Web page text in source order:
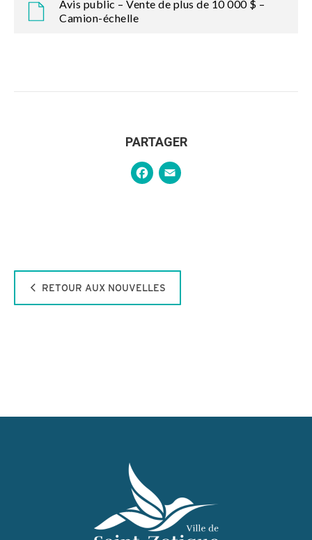
Avis public – Vente de plus de 10 000 $ –
Camion-échelle
PARTAGER
Facebook
RETOUR AUX NOUVELLES